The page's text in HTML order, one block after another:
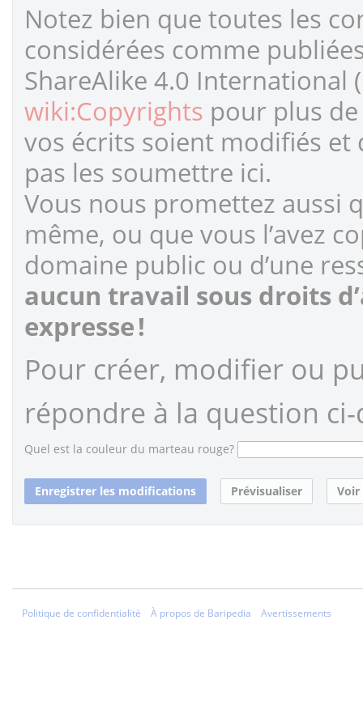
Notez bien que toutes les
considérées comme
ShareAlike 4.0 International
wiki:Copyrights pour plus
vos écrits soient modifiés
pas les soumettre ici.
Vous nous promettez aussi
même, ou que vous l’avez
domaine public ou d’une
aucun travail sous droits
expresse !
Pour créer, modifier ou
répondre à la question ci-
Quel est la couleur du marteau rouge?
Politique de confidentialité À propos de Baripedia Avertissements